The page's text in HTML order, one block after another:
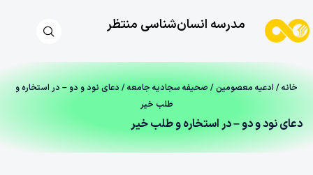
مدرسه انسان‌شناسی منتظر
خانه/ ادعیه معصومین/ صحیفه سجادیه جامعه/ دعای نود و دو – در استخاره و
طلب خیر
دعای نود و دو – در استخاره و طلب خیر